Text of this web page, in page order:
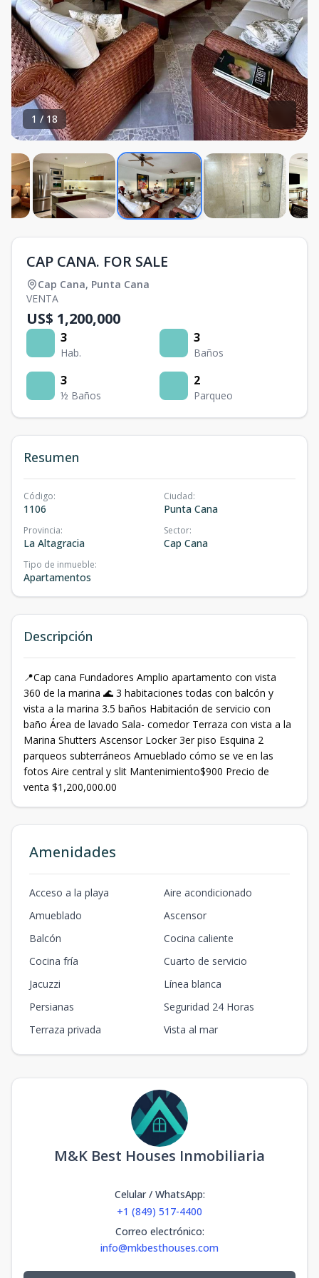
1 / 18
CAP CANA. FOR SALE
Cap Cana, Punta Cana
VENTA
US$ 1,200,000
3
Hab.
3
Baños
3
½ Baños
2
Parqueo
Resumen
Código:
1106
Ciudad:
Punta Cana
Provincia:
La Altagracia
Sector:
Cap Cana
Tipo de inmueble:
Apartamentos
Descripción
📍Cap cana Fundadores Amplio apartamento con vista
360 de la marina 🌊 3 habitaciones todas con balcón y
vista a la marina 3.5 baños Habitación de servicio con
baño Área de lavado Sala- comedor Terraza con vista a la
Marina Shutters Ascensor Locker 3er piso Esquina 2
parqueos subterráneos Amueblado cómo se ve en las
fotos Aire central y slit Mantenimiento$900 Precio de
venta $1,200,000.00
Amenidades
Acceso a la playa
Aire acondicionado
Amueblado
Ascensor
Balcón
Cocina caliente
Cocina fría
Cuarto de servicio
Jacuzzi
Línea blanca
Persianas
Seguridad 24 Horas
Terraza privada
Vista al mar
M&K Best Houses Inmobiliaria
Celular / WhatsApp:
+1 (849) 517-4400
Correo electrónico:
info@mkbesthouses.com